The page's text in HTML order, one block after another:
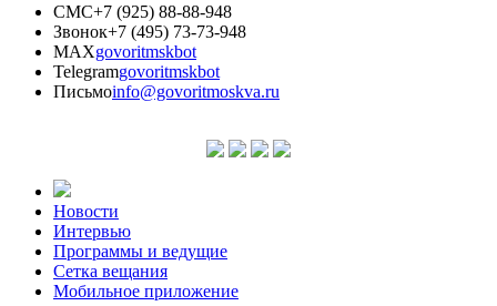
СМС+7 (925) 88-88-948
Звонок+7 (495) 73-73-948
MAXgovoritmskbot
Telegramgovoritmskbot
Письмоinfo@govoritmoskva.ru
Новости
Интервью
Программы и ведущие
Сетка вещания
Мобильное приложение